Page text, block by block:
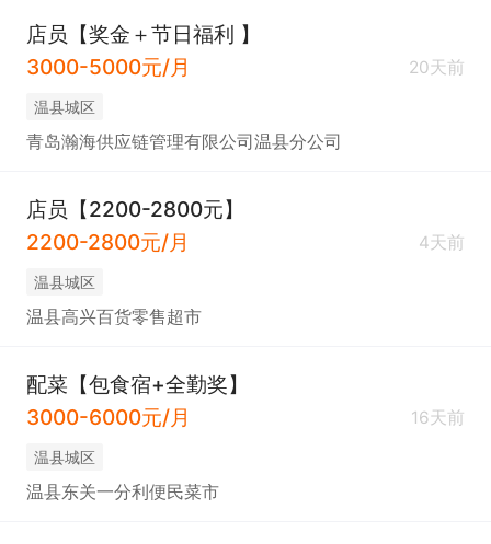
店员【奖金＋节日福利 】
3000-5000元/月
20天前
温县城区
青岛瀚海供应链管理有限公司温县分公司
店员【2200-2800元】
2200-2800元/月
4天前
温县城区
温县高兴百货零售超市
配菜【包食宿+全勤奖】
3000-6000元/月
16天前
温县城区
温县东关一分利便民菜市